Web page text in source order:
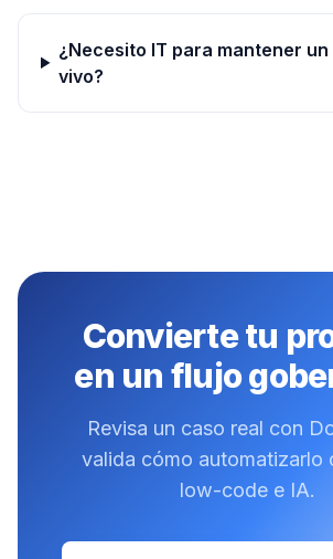
¿Necesito IT para mantener
vivo?
Convierte tu
en un flujo
Revisa un caso real con
valida cómo automatizarlo
low-code e IA.